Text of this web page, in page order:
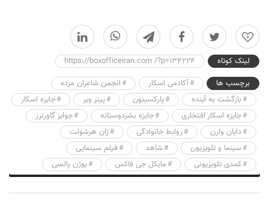
0
لینک کوتاه
https://boxofficeiran.com /?p=134224
برچسب ها
آکادمی اسکار
انجمن شاعران مرده
بازگشت به آینده
پارکسینون پیتر ویر
جایزه اسکار
جایزه اسکار افتخاری
جایزه بشردوستانه
جوایز گاورنرز
دایان وارن
روابط خانوادگی
ژان هرشولت
سینما و تلویزیون
شاهد
فیلم سینمایی
کمدی تلویزیونی
مایکل جی فاکس یوژن پالسی